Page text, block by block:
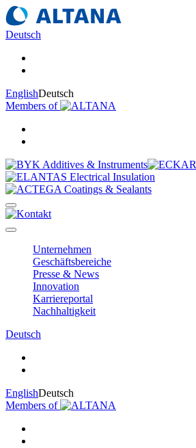
Deutsch
EnglishDeutsch
Members of
Unternehmen
Geschäftsbereiche
Presse & News
Innovation
Karriereportal
Nachhaltigkeit
Deutsch
EnglishDeutsch
Members of